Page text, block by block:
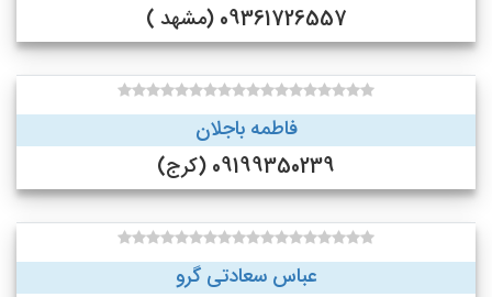
09361726557 (مشهد )
فاطمه باجلان
09199350239 (کرج)
عباس سعادتی گرو